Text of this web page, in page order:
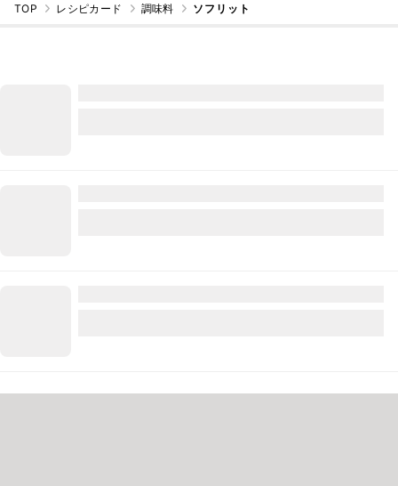
TOP レシピカード 調味料 ソフリット